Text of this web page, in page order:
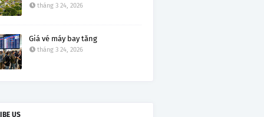
tháng 3 24, 2026
Giá vé máy bay tăng
tháng 3 24, 2026
US